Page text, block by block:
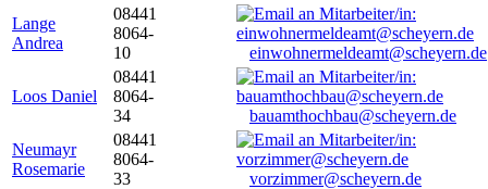
Lange
Andrea
08441
8064-
10
einwohnermeldeamt@scheyern.de
Loos Daniel
08441
8064-
34
bauamthochbau@scheyern.de
Neumayr
Rosemarie
08441
8064-
33
vorzimmer@scheyern.de